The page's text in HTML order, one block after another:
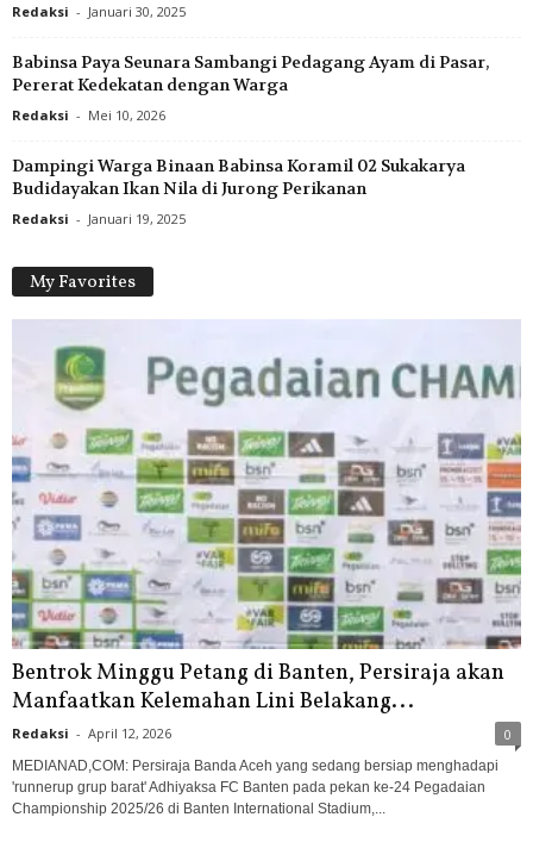
Redaksi - Januari 30, 2025
Babinsa Paya Seunara Sambangi Pedagang Ayam di Pasar,
Pererat Kedekatan dengan Warga
Redaksi - Mei 10, 2026
Dampingi Warga Binaan Babinsa Koramil 02 Sukakarya
Budidayakan Ikan Nila di Jurong Perikanan
Redaksi - Januari 19, 2025
My Favorites
Bentrok Minggu Petang di Banten, Persiraja akan
Manfaatkan Kelemahan Lini Belakang...
Redaksi - April 12, 2026 0
MEDIANAD,COM: Persiraja Banda Aceh yang sedang bersiap menghadapi
'runnerup grup barat' Adhiyaksa FC Banten pada pekan ke-24 Pegadaian
Championship 2025/26 di Banten International Stadium,...